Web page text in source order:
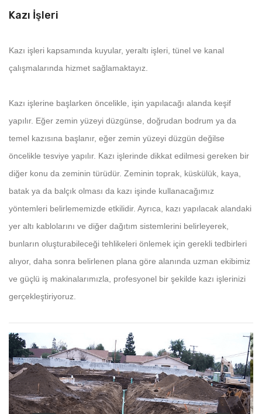
Kazı İşleri
Kazı işleri kapsamında kuyular, yeraltı işleri, tünel ve kanal
çalışmalarında hizmet sağlamaktayız.
Kazı işlerine başlarken öncelikle, işin yapılacağı alanda keşif
yapılır. Eğer zemin yüzeyi düzgünse, doğrudan bodrum ya da
temel kazısına başlanır, eğer zemin yüzeyi düzgün değilse
öncelikle tesviye yapılır. Kazı işlerinde dikkat edilmesi gereken bir
diğer konu da zeminin türüdür. Zeminin toprak, küskülük, kaya,
batak ya da balçık olması da kazı işinde kullanacağımız
yöntemleri belirlememizde etkilidir. Ayrıca, kazı yapılacak alandaki
yer altı kablolarını ve diğer dağıtım sistemlerini belirleyerek,
bunların oluşturabileceği tehlikeleri önlemek için gerekli tedbirleri
alıyor, daha sonra belirlenen plana göre alanında uzman ekibimiz
ve güçlü iş makinalarımızla, profesyonel bir şekilde kazı işlerinizi
gerçekleştiriyoruz.